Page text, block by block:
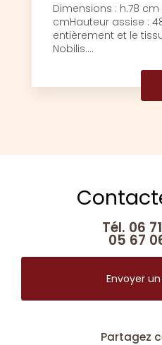
Dimensions : h.78 cm
cmHauteur assise :
entièrement et le
Nobilis....
Tél. 06
05 67
Envoyer
Partagez